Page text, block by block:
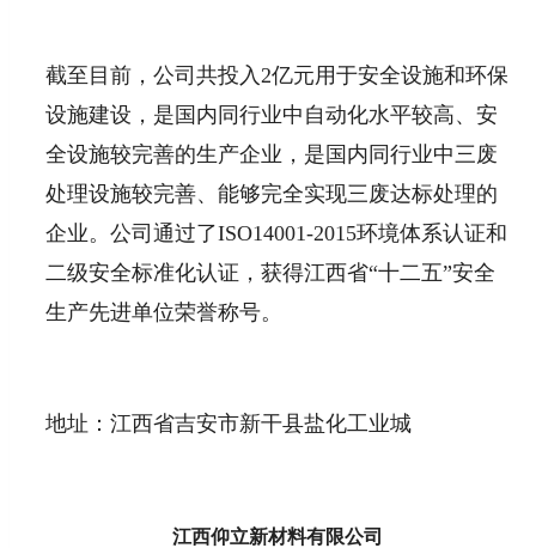
截至目前，公司共投入2亿元用于安全设施和环保
设施建设，是国内同行业中自动化水平较高、安
全设施较完善的生产企业，是国内同行业中三废
处理设施较完善、能够完全实现三废达标处理的
企业。公司通过了ISO14001-2015环境体系认证和
二级安全标准化认证，获得江西省“十二五”安全
生产先进单位荣誉称号。
地址：江西省吉安市新干县盐化工业城
江西仰立新材料有限公司